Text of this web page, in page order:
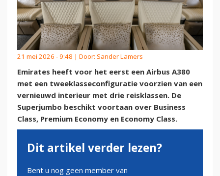
21 mei 2026 - 9:48 | Door: Sander Lamers
Emirates heeft voor het eerst een Airbus A380
met een tweeklasseconfiguratie voorzien van een
vernieuwd interieur met drie reisklassen. De
Superjumbo beschikt voortaan over Business
Class, Premium Economy en Economy Class.
Dit artikel verder lezen?
Bent u nog geen member van